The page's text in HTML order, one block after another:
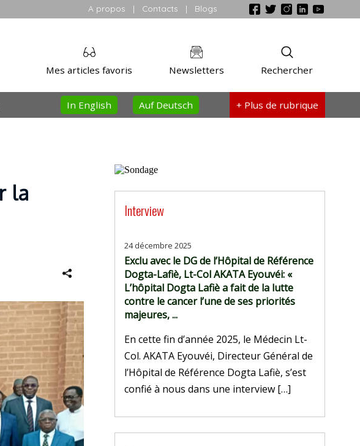
A propos | Contacts | Blogs
Rechercher
Newsletters
Mes articles favoris
+ Plus de rubrique
Auf Deutsch
In English
la
Interview
24 décembre 2025
Exclu avec le DG de l’Hôpital de Référence
Dogta-Lafiè, Lt-Col AKATA Eyouvéi: «
L’hôpital Dogta Lafiè a fait de la lutte
contre le cancer l’une de ses priorités
majeures, ...
En cette fin d’année 2025, le Médecin Lt-
Col. AKATA Eyouvéi, Directeur Général de
l’Hôpital de Référence Dogta Lafiè, s’est
confié à nous dans une interview […]